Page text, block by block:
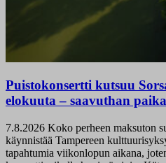
Puistokonsertti kutsuu
elokuuta – saavuthan
7.8.2026 Koko perheen maksuton
käynnistää Tampereen
tapahtumia viikonlopun aikana,